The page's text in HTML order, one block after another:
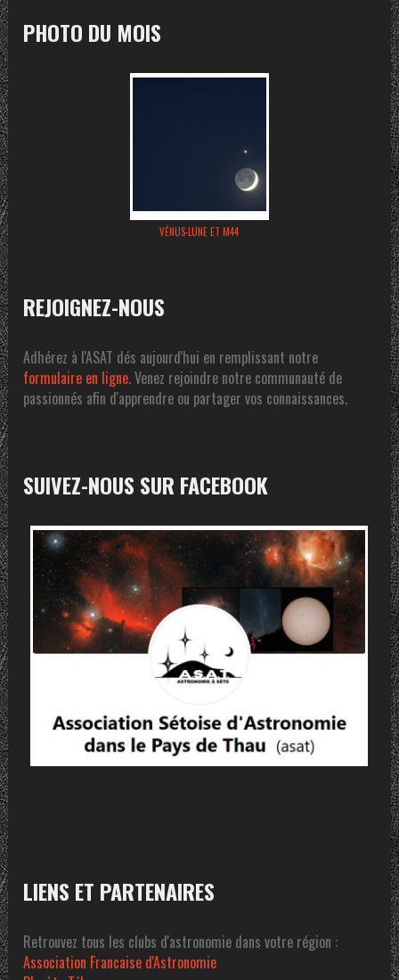
PHOTO DU MOIS
VÉNUS-LUNE ET M44
REJOIGNEZ-NOUS
Adhérez à l'ASAT dés aujourd'hui en remplissant notre
formulaire en ligne. Venez rejoindre notre communauté de
passionnés afin d'apprendre ou partager vos connaissances.
SUIVEZ-NOUS SUR FACEBOOK
LIENS ET PARTENAIRES
Retrouvez tous les clubs d'astronomie dans votre région :
Association Francaise d'Astronomie